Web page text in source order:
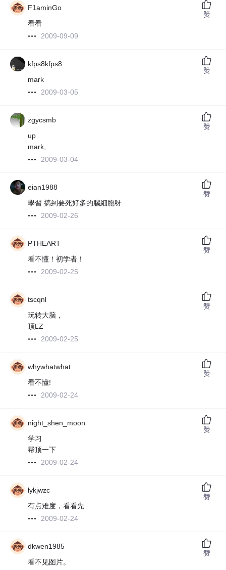
F1aminGo
看看
2009-09-09
赞
kfps8kfps8
mark
2009-03-05
赞
zgycsmb
up
mark,
2009-03-04
赞
eian1988
學習 搞到要死好多的腦細胞呀
2009-02-26
赞
PTHEART
看不懂！初学者！
2009-02-25
赞
tscqnl
玩转大脑，
顶LZ
2009-02-25
赞
whywhatwhat
看不懂!
2009-02-24
赞
night_shen_moon
学习
帮顶一下
2009-02-24
赞
lykjwzc
有点难度，看看先
2009-02-24
赞
dkwen1985
看不见图片。
赞